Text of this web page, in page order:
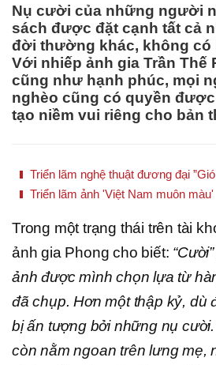
Nụ cười của những người
sách được đặt cạnh tất cả
đời thường khác, không có
Với nhiếp ảnh gia Trần Thế
cũng như hạnh phúc, mọi
nghèo cũng có quyền
tạo niềm vui riêng cho bản
Triển lãm nghệ thuật đương đại
Triển lãm ảnh 'Việt Nam muôn màu'
Trong một trạng thái trên tài
ảnh gia Phong cho biết:
ảnh được mình chọn lựa từ
đã chụp. Hơn một thập kỷ, dù
bị ấn tượng bởi những nụ
còn nằm ngoan trên lưng mẹ,